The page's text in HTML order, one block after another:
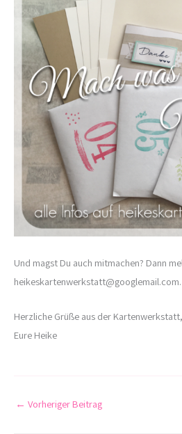
Und magst Du auch mitmachen? Dann
heikeskartenwerkstatt@googlemail.com.
Herzliche Grüße aus der Kartenwerkstatt,
Eure Heike
← Vorheriger Beitrag